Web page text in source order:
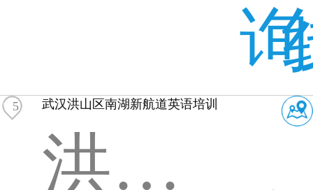
询
5 武汉洪山区南湖新航道英语培训
洪山区南湖佰港城花样街106A